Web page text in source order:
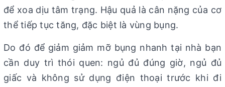
để xoa dịu tâm trạng. Hậu quả là cân nặng của cơ
thể tiếp tục tăng, đặc biệt là vùng bụng.
Do đó để giảm giảm mỡ bụng nhanh tại nhà bạn
cần duy trì thói quen: ngủ đủ đúng giờ, ngủ đủ
giấc và không sử dụng điện thoại trước khi đi